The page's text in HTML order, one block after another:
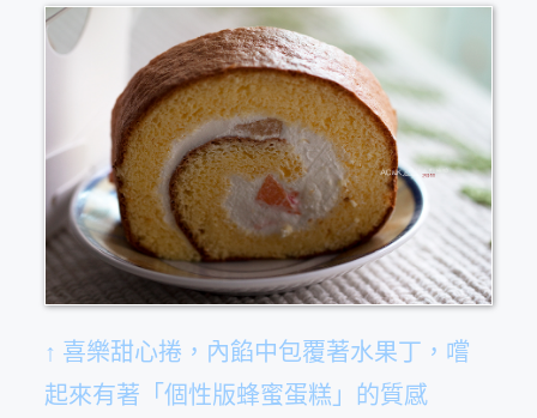
↑ 喜樂甜心捲，內餡中包覆著水果丁，嚐
起來有著「個性版蜂蜜蛋糕」的質感